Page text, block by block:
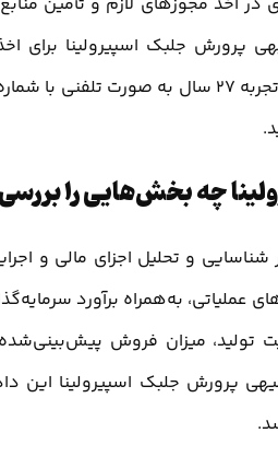
پرورش جلبک اسپیرولینا برای
چه بخش‌هایی را
شناسایی و تحلیل اجزای مالی و
عملیاتی، به‌همراه برآورد
میزان فروش
پرورش جلبک اسپیرولینا این